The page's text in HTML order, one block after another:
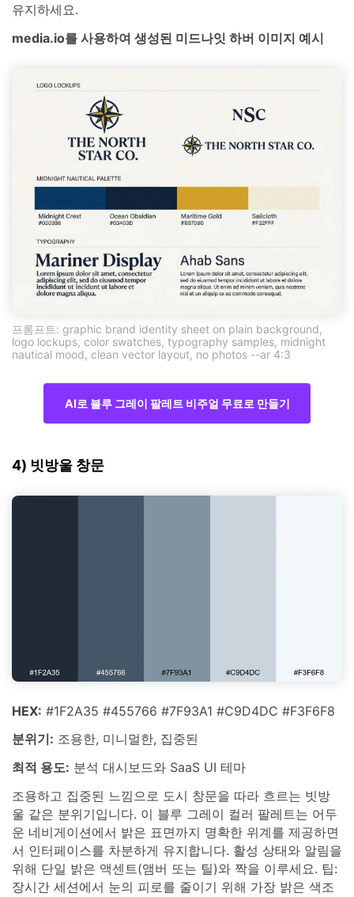
유지하세요.
media.io를 사용하여 생성된 미드나잇 하버 이미지 예시
프롬프트: graphic brand identity sheet on plain background,
logo lockups, color swatches, typography samples, midnight
nautical mood, clean vector layout, no photos --ar 4:3
AI로 블루 그레이 팔레트 비주얼 무료로 만들기
4) 빗방울 창문
HEX: #1F2A35 #455766 #7F93A1 #C9D4DC #F3F6F8
분위기: 조용한, 미니멀한, 집중된
최적 용도: 분석 대시보드와 SaaS UI 테마
조용하고 집중된 느낌으로 도시 창문을 따라 흐르는 빗방
울 같은 분위기입니다. 이 블루 그레이 컬러 팔레트는 어두
운 네비게이션에서 밝은 표면까지 명확한 위계를 제공하면
서 인터페이스를 차분하게 유지합니다. 활성 상태와 알림을
위해 단일 밝은 액센트(앰버 또는 틸)와 짝을 이루세요. 팁:
장시간 세션에서 눈의 피로를 줄이기 위해 가장 밝은 색조